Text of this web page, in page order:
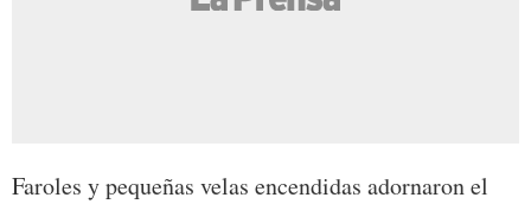
Faroles y pequeñas velas encendidas adornaron el